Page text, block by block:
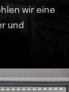
wir eine
und